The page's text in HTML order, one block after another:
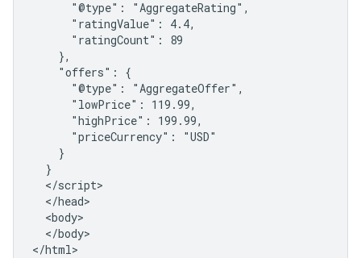
      "@type": "AggregateRating",
      "ratingValue": 4.4,
      "ratingCount": 89
    },
    "offers": {
      "@type": "AggregateOffer",
      "lowPrice": 119.99,
      "highPrice": 199.99,
      "priceCurrency": "USD"
    }
  }
  </script>
  </head>
  <body>
  </body>
</html>